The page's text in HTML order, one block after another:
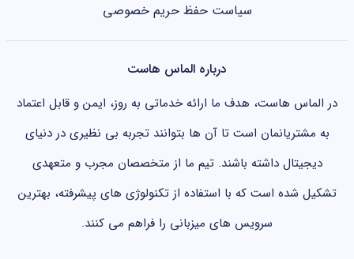
سیاست حفظ حریم خصوصی
درباره الماس هاست
در الماس هاست، هدف ما ارائه خدماتی به روز، ایمن و قابل اعتماد
به مشتریانمان است تا آن ها بتوانند تجربه بی نظیری در دنیای
دیجیتال داشته باشند. تیم ما از متخصصان مجرب و متعهدی
تشکیل شده است که با استفاده از تکنولوژی های پیشرفته، بهترین
سرویس های میزبانی را فراهم می کنند.